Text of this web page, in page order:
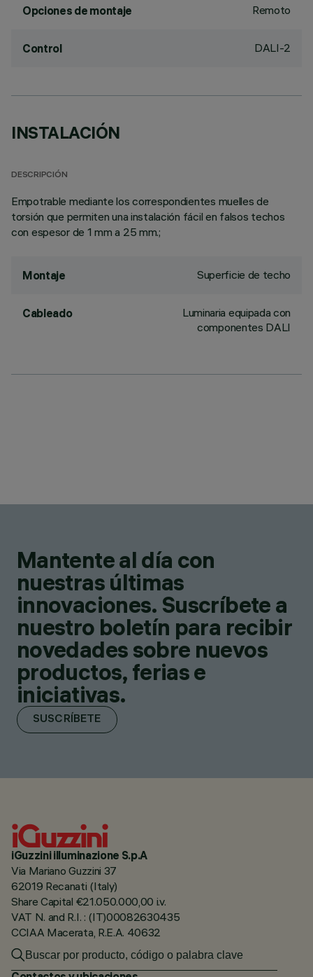
Opciones de montaje Remoto
Control DALI-2
INSTALACIÓN
DESCRIPCIÓN
Empotrable mediante los correspondientes muelles de
torsión que permiten una instalación fácil en falsos techos
con espesor de 1 mm a 25 mm.;
Montaje Superficie de techo
Cableado
Luminaria equipada con
componentes DALI
Mantente al día con
nuestras últimas
innovaciones. Suscríbete a
nuestro boletín para recibir
novedades sobre nuevos
productos, ferias e
iniciativas.
SUSCRÍBETE
iGuzzini illuminazione S.p.A
Via Mariano Guzzini 37
62019 Recanati (Italy)
Share Capital €21.050.000,00 i.v.
VAT N. and R.I. : (IT)00082630435
CCIAA Macerata, R.E.A. 40632